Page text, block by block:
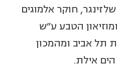
חוקר אלמוגים
הטבע ע"ש
תל אביב ומהמכון
הים אילת.